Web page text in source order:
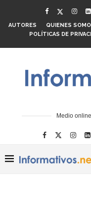
AUTORES QUIENES
POLÍTICAS DE
Medio